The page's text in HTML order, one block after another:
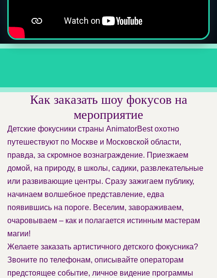
Как заказать шоу фокусов на
мероприятие
Детские фокусники страны AnimatorBest охотно
путешествуют по Москве и Московской области,
правда, за скромное вознаграждение. Приезжаем
домой, на природу, в школы, садики, развлекательные
или развивающие центры. Сразу зажигаем публику,
начинаем волшебное представление, едва
появившись на пороге. Веселим, завораживаем,
очаровываем – как и полагается истинным мастерам
магии!
Желаете заказать артистичного детского фокусника?
Звоните по телефонам, описывайте операторам
предстоящее событие, личное видение программы